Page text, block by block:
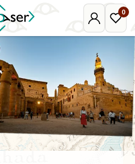
Mijn
Djoser
0